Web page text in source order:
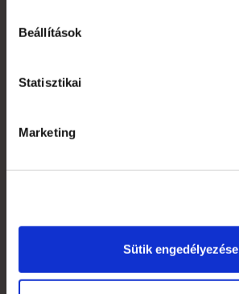
Beállítások
Statisztikai
Marketing
Sütik engedélyezése
Garanciális feltételek
Általános Szerződési Feltételek
Jogi nyilatkozat